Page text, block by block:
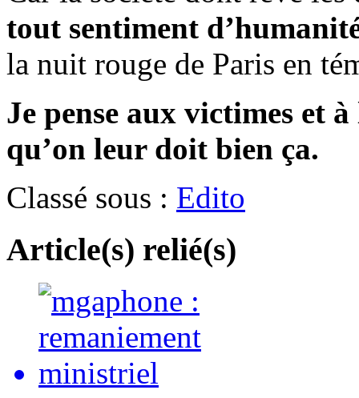
tout sentiment
la nuit rouge de Paris en
Je pense aux victimes et
qu’on leur doit bien ça.
Classé sous : Edito
Article(s) relié(s)